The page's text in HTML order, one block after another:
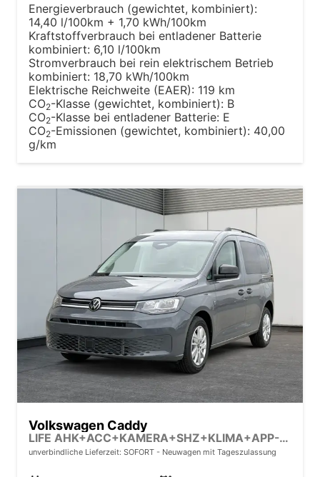
Energieverbrauch (gewichtet, kombiniert):
14,40 l/100km + 1,70 kWh/100km
Kraftstoffverbrauch bei entladener Batterie
kombiniert: 6,10 l/100km
Stromverbrauch bei rein elektrischem Betrieb
kombiniert: 18,70 kWh/100km
Elektrische Reichweite (EAER): 119 km
CO2-Klasse (gewichtet, kombiniert): B
CO2-Klasse bei entladener Batterie: E
CO2-Emissionen (gewichtet, kombiniert): 40,00
g/km
Volkswagen Caddy
LIFE AHK+ACC+KAMERA+SHZ+KLIMA+APP-CONNECT
unverbindliche Lieferzeit: SOFORT Neuwagen mit Tageszulassung